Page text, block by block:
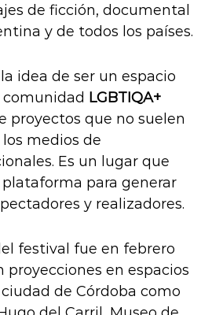
de ficción, documental
y de todos los países.
idea de ser un espacio
LGBTIQA+
proyectos que no suelen
medios de
Es un lugar que
para generar
y realizadores.
festival fue en febrero
proyecciones en espacios
de Córdoba como